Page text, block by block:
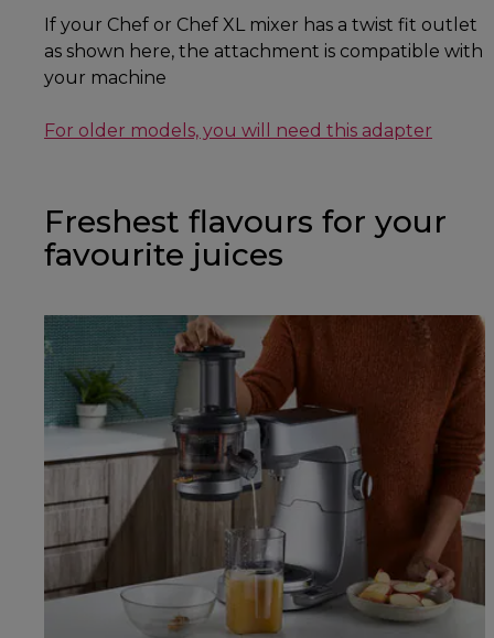
If your Chef or Chef XL mixer has a twist fit outlet
as shown here, the attachment is compatible with
your machine
For older models, you will need this adapter
Freshest flavours for your
favourite juices